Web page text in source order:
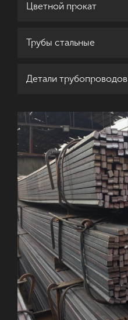
Цветной прокат
Трубы стальные
Детали трубопроводов